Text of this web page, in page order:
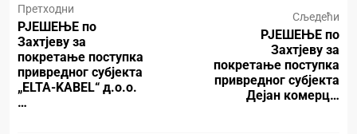
Претходни
РЈЕШЕЊЕ по
Захтјеву за
покретање поступка
привредног субјекта
„ELTA-KABEL“ д.о.о.
…
Сљедећи
РЈЕШЕЊЕ по
Захтјеву за
покретање поступка
привредног субјекта
Дејан комерц…